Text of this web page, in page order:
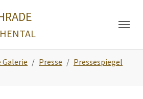
Galerie Presse
Pressespiegel